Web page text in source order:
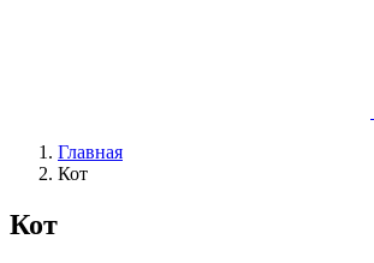
Главная
Кот
Кот